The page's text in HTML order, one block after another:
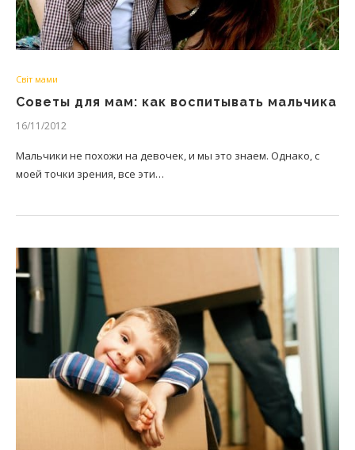
Світ мами
Советы для мам: как воспитывать мальчика
16/11/2012
Мальчики не похожи на девочек, и мы это знаем. Однако, с
моей точки зрения, все эти…